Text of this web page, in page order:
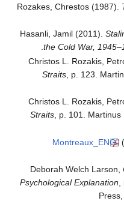
Rozakes, Chrestos (1987).
Hasanli, Jamil (2011).
the Cold War,
Christos L. Rozakis,
Straits , p. 123.
Christos L. Rozakis,
Straits, p. 101. Martinus
Deborah Welch Larson,
Psychological Explanation